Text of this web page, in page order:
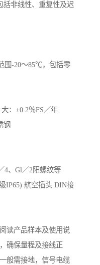
括非线性、重复性及迟
围-20～85℃，包括零
：±0.2％FS／年
钢
4、Gl／2阳螺纹等
IP65) 航空插头 DIN接
读产品样本及使用说
确保量程及接线正
般需接地，信号电缆